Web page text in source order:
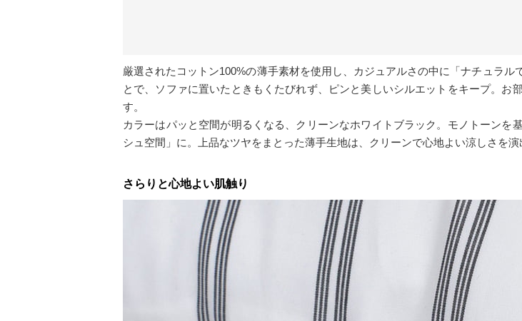
厳選されたコットン100%の薄手素材を使用し、カジュアルさの中に「ナチュラ
とで、ソファに置いたときもくたびれず、ピンと美しいシルエットをキープ。お
す。
カラーはパッと空間が明るくなる、クリーンなホワイトブラック。モノトーンを
シュ空間」に。上品なツヤをまとった薄手生地は、クリーンで心地よい涼しさを演
さらりと心地よい肌触り